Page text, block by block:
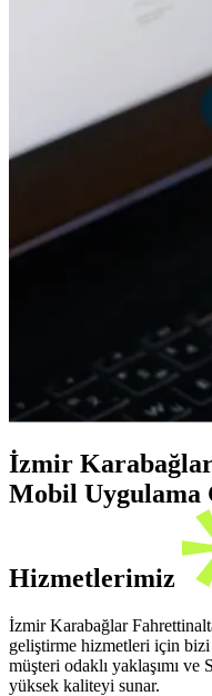
İzmir
Mobil Uygulama
Hizmetlerimiz
İzmir Karabağlar
geliştirme hizmetleri için
müşteri odaklı yaklaşımı
yüksek kaliteyi sunar.